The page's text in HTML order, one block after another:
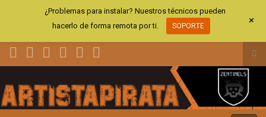
el
¿Problemas para instalar? Nuestros técnicos pueden
hacerlo de forma remota por ti.
SOPORTE +